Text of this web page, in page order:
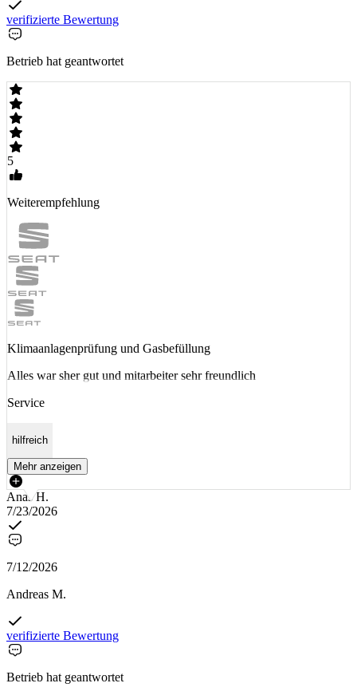
verifizierte Bewertung
Betrieb hat geantwortet
5
Weiterempfehlung
Klimaanlagenprüfung und Gasbefüllung
Alles war sher gut und mitarbeiter sehr freundlich
Service
hilfreich
Mehr anzeigen
Anas H.
7/23/2026
7/12/2026
Andreas M.
verifizierte Bewertung
Betrieb hat geantwortet